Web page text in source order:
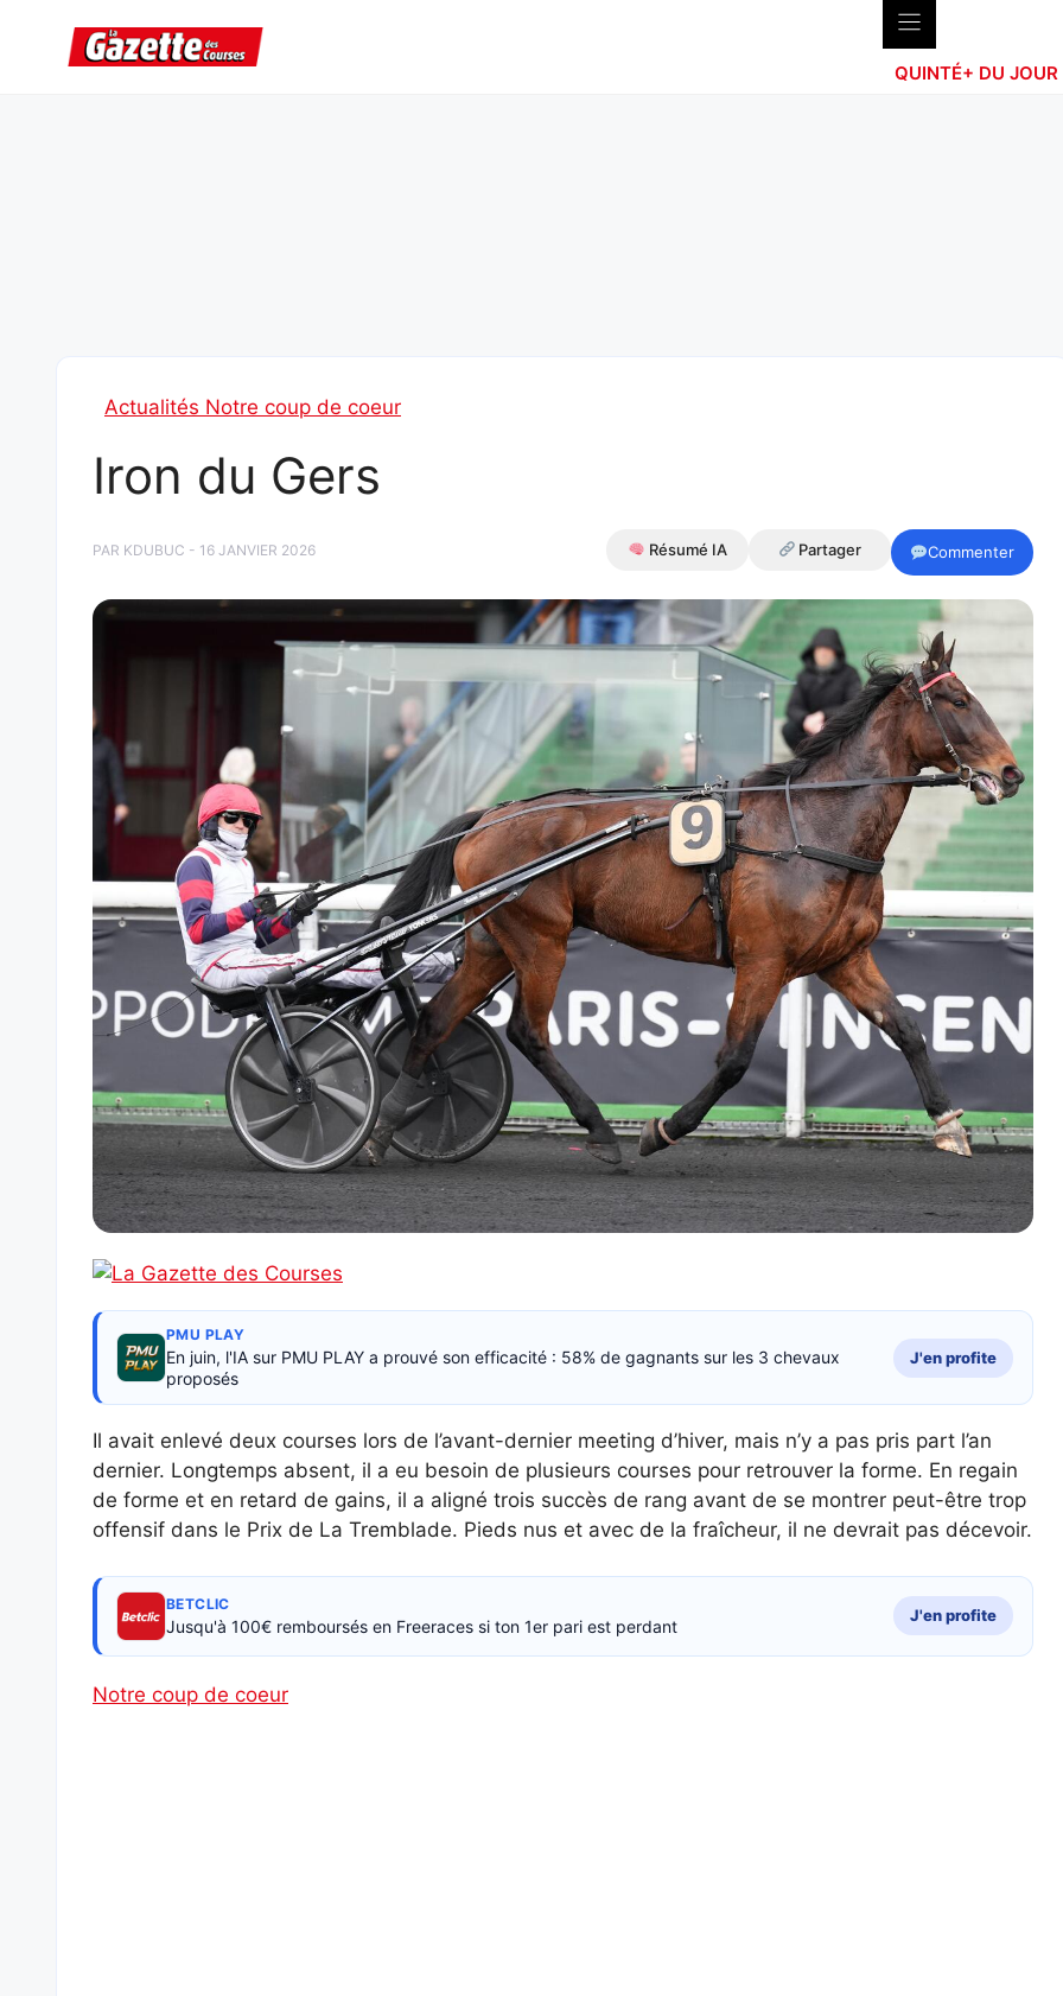
contenu
QUINTÉ+ DU JOUR
Actualités Notre coup de coeur
Iron du Gers
PAR KDUBUC - 16 JANVIER 2026 Résumé IA Partager Commenter
PMU PLAY
En juin, l'IA sur PMU PLAY a prouvé son efficacité : 58% de gagnants sur les 3 chevaux
proposés
J'en profite
Il avait enlevé deux courses lors de l’avant-dernier meeting d’hiver, mais n’y a pas pris part l’an
dernier. Longtemps absent, il a eu besoin de plusieurs courses pour retrouver la forme. En regain
de forme et en retard de gains, il a aligné trois succès de rang avant de se montrer peut-être trop
offensif dans le Prix de La Tremblade. Pieds nus et avec de la fraîcheur, il ne devrait pas décevoir.
BETCLIC
Jusqu'à 100€ remboursés en Freeraces si ton 1er pari est perdant
J'en profite
Notre coup de coeur